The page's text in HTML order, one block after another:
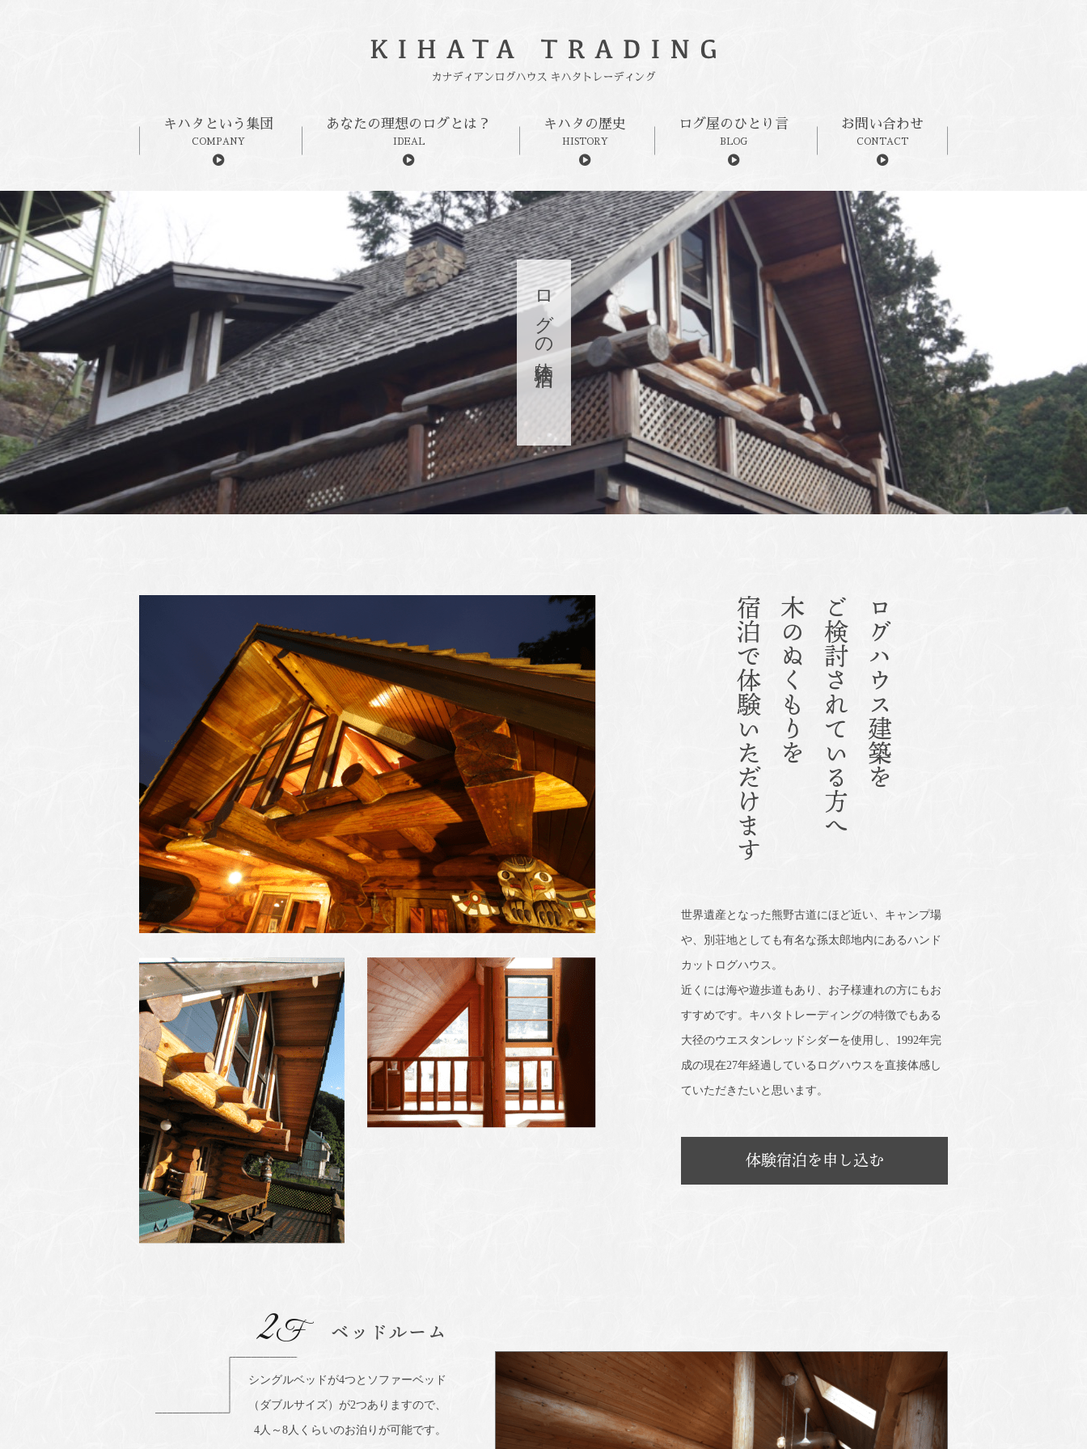
キハタという集団
COMPANY
あなたの理想のログとは？
IDEAL
キハタの歴史
HISTORY
ログ屋のひとり言
BLOG
お問い合わせ
CONTACT
ログの体験宿泊
ログハウス建築を
ご検討されている方へ
木のぬくもりを
宿泊で体験いただけます
世界遺産となった熊野古道にほど近い、キャンプ場
や、別荘地としても有名な孫太郎地内にあるハンド
カットログハウス。
近くには海や遊歩道もあり、お子様連れの方にもお
すすめです。キハタトレーディングの特徴でもある
大径のウエスタンレッドシダーを使用し、1992年完
成の現在27年経過しているログハウスを直接体感し
ていただきたいと思います。
体験宿泊を申し込む
2F ベッドルーム
シングルベッドが4つとソファーベッド
（ダブルサイズ）が2つありますので、
4人～8人くらいのお泊りが可能です。